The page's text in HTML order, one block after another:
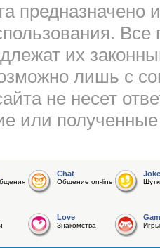
предназначено
их
лишь с
не несет
или
Chat
Общение on-line
Joke
Love
Знакомства Игры